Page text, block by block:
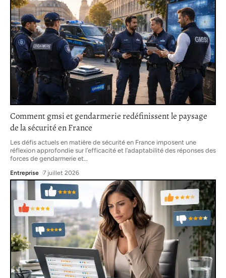
Comment gmsi et gendarmerie redéfinissent le paysage
de la sécurité en France
Les défis actuels en matière de sécurité en France imposent une
réflexion approfondie sur l’efficacité et l’adaptabilité des réponses des
forces de gendarmerie et
Entreprise 7 juillet 2026